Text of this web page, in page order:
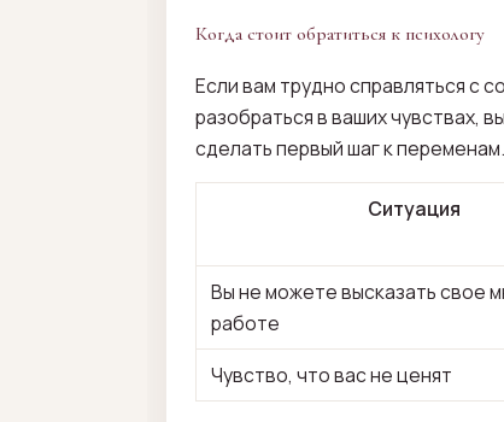
Когда стоит обратиться к психологу
Если вам трудно справляться с
разобраться в ваших чувствах,
сделать первый шаг к переменам.
Ситуация
Вы не можете высказать свое
работе
Чувство, что вас не ценят